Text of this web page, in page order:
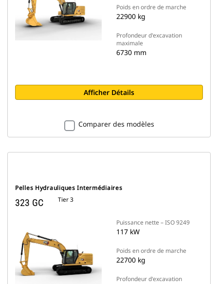
Poids en ordre de marche
22900 kg
Profondeur d'excavation
maximale
6730 mm
Afficher Détails
Comparer des modèles
Pelles Hydrauliques Intermédiaires
323 GC Tier 3
Puissance nette – ISO 9249
117 kW
Poids en ordre de marche
22700 kg
Profondeur d'excavation